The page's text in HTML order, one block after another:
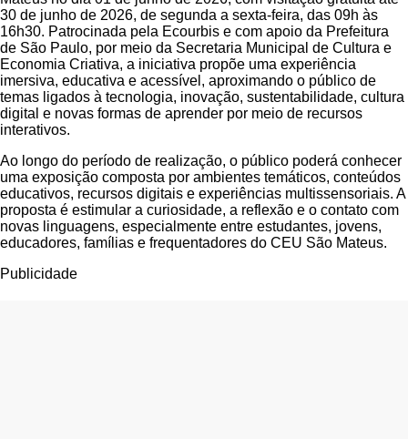
30 de junho de 2026, de segunda a sexta-feira, das 09h às
16h30. Patrocinada pela Ecourbis e com apoio da Prefeitura
de São Paulo, por meio da Secretaria Municipal de Cultura e
Economia Criativa, a iniciativa propõe uma experiência
imersiva, educativa e acessível, aproximando o público de
temas ligados à tecnologia, inovação, sustentabilidade, cultura
digital e novas formas de aprender por meio de recursos
interativos.
Ao longo do período de realização, o público poderá conhecer
uma exposição composta por ambientes temáticos, conteúdos
educativos, recursos digitais e experiências multissensoriais. A
proposta é estimular a curiosidade, a reflexão e o contato com
novas linguagens, especialmente entre estudantes, jovens,
educadores, famílias e frequentadores do CEU São Mateus.
Publicidade